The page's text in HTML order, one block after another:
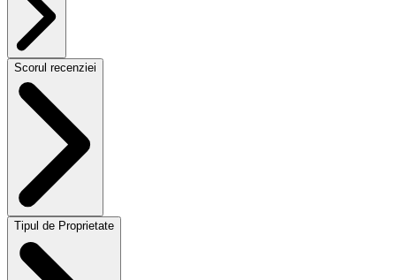
Scorul recenziei
Tipul de Proprietate